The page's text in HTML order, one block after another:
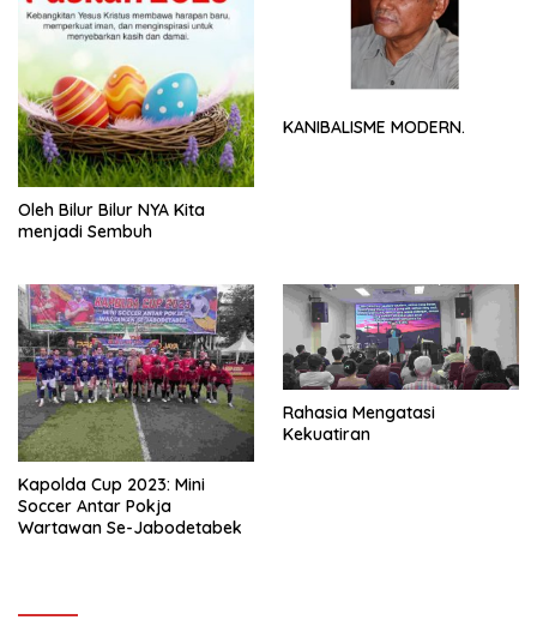
Oleh Bilur Bilur NYA Kita
menjadi Sembuh
KANIBALISME MODERN.
Kapolda Cup 2023: Mini
Soccer Antar Pokja
Wartawan Se-Jabodetabek
Rahasia Mengatasi
Kekuatiran